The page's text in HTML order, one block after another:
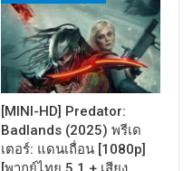
[MINI-HD] Predator:
Badlands (2025) พรีเด
เตอร์: แดนเถื่อน [1080p]